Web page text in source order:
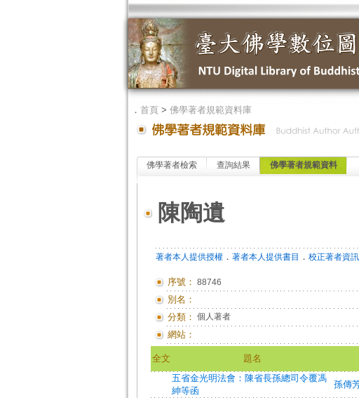
． 首頁> 佛學著者規範資料庫
佛學著者檢索 查詢結果 佛學著者規範資料
陳陶遺
著者本人提供授權． 著者本人提供書目 ． 校正著者資訊
序號： 88746
別名：
分類： 個人著者
網站：
全文 題名
五省金光明法會：陳省長孫總司令覆馮
紳等函
孫傳